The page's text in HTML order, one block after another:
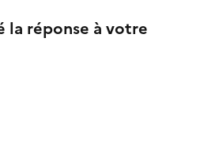
la réponse à votre